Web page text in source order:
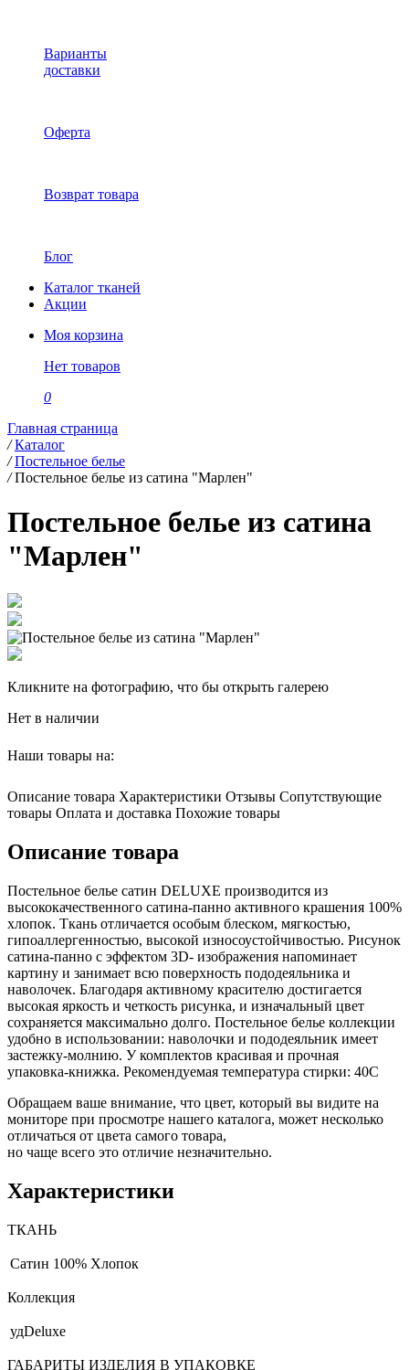
Варианты
доставки
Оферта
Возврат товара
Блог
Каталог тканей
Акции
Моя корзина
Нет товаров
0
Главная страница
/ Каталог
/ Постельное белье
/ Постельное белье из сатина "Марлен"
Постельное белье из сатина
"Марлен"
Кликните на фотографию, что бы открыть галерею
Нет в наличии
Наши товары на:
Описание товара Характеристики Отзывы Сопутствующие
товары Оплата и доставка Похожие товары
Описание товара
Постельное белье сатин DELUXE производится из
высококачественного сатина-панно активного крашения 100%
хлопок. Ткань отличается особым блеском, мягкостью,
гипоаллергенностью, высокой износоустойчивостью. Рисунок
сатина-панно с эффектом 3D- изображения напоминает
картину и занимает всю поверхность пододеяльника и
наволочек. Благодаря активному красителю достигается
высокая яркость и четкость рисунка, и изначальный цвет
сохраняется максимально долго. Постельное белье коллекции
удобно в использовании: наволочки и пододеяльник имеет
застежку-молнию. У комплектов красивая и прочная
упаковка-книжка. Рекомендуемая температура стирки: 40С
Обращаем ваше внимание, что цвет, который вы видите на
мониторе при просмотре нашего каталога, может несколько
отличаться от цвета самого товара,
но чаще всего это отличие незначительно.
Характеристики
ТКАНЬ
Сатин 100% Хлопок
Коллекция
удDeluxe
ГАБАРИТЫ ИЗДЕЛИЯ В УПАКОВКЕ